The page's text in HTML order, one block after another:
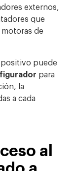
externos,
que
de
puede
para
la
a cada
al
a